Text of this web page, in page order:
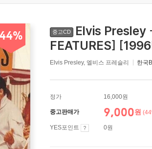
중고CD
Elvis Presley
FEATURES] [1996
Elvis Presley, 엘비스 프레슬리 한국
정가 16,000원
중고판매가 9,000원
YES포인트 0원